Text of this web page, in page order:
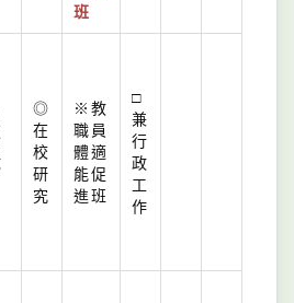
班
◎
在
校
研
究
※教
職員
體適
能促
進班
□
兼
行
政
工
作